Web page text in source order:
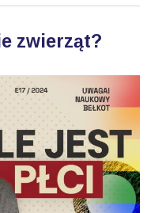
zwierząt?